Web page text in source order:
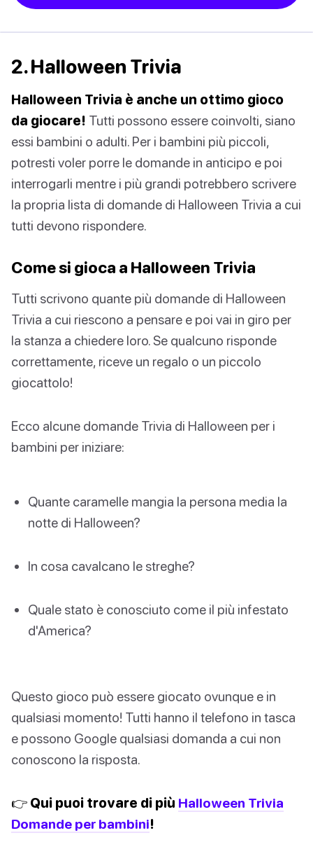
2. Halloween Trivia
Halloween Trivia è anche un ottimo gioco
da giocare! Tutti possono essere coinvolti, siano
essi bambini o adulti. Per i bambini più piccoli,
potresti voler porre le domande in anticipo e poi
interrogarli mentre i più grandi potrebbero scrivere
la propria lista di domande di Halloween Trivia a cui
tutti devono rispondere.
Come si gioca a Halloween Trivia
Tutti scrivono quante più domande di Halloween
Trivia a cui riescono a pensare e poi vai in giro per
la stanza a chiedere loro. Se qualcuno risponde
correttamente, riceve un regalo o un piccolo
giocattolo!
Ecco alcune domande Trivia di Halloween per i
bambini per iniziare:
Quante caramelle mangia la persona media la
notte di Halloween?
In cosa cavalcano le streghe?
Quale stato è conosciuto come il più infestato
d'America?
Questo gioco può essere giocato ovunque e in
qualsiasi momento! Tutti hanno il telefono in tasca
e possono Google qualsiasi domanda a cui non
conoscono la risposta.
👉 Qui puoi trovare di più Halloween Trivia
Domande per bambini!